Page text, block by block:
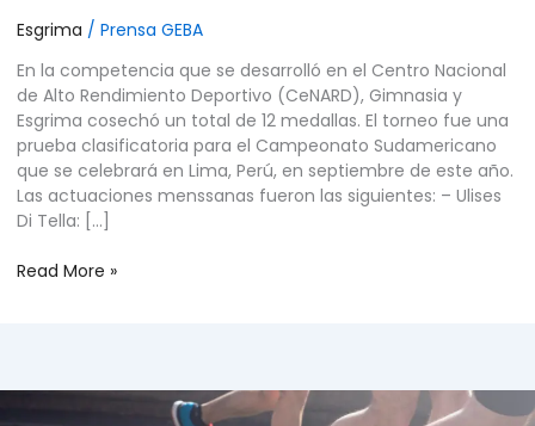
Esgrima / Prensa GEBA
En la competencia que se desarrolló en el Centro Nacional
de Alto Rendimiento Deportivo (CeNARD), Gimnasia y
Esgrima cosechó un total de 12 medallas. El torneo fue una
prueba clasificatoria para el Campeonato Sudamericano
que se celebrará en Lima, Perú, en septiembre de este año.
Las actuaciones menssanas fueron las siguientes: – Ulises
Di Tella: […]
Read More »